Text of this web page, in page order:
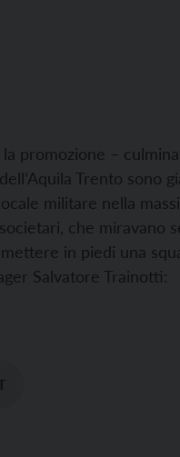
promozione –
Trento sono
militare nella
che miravano
in piedi una
Salvatore Trainotti: